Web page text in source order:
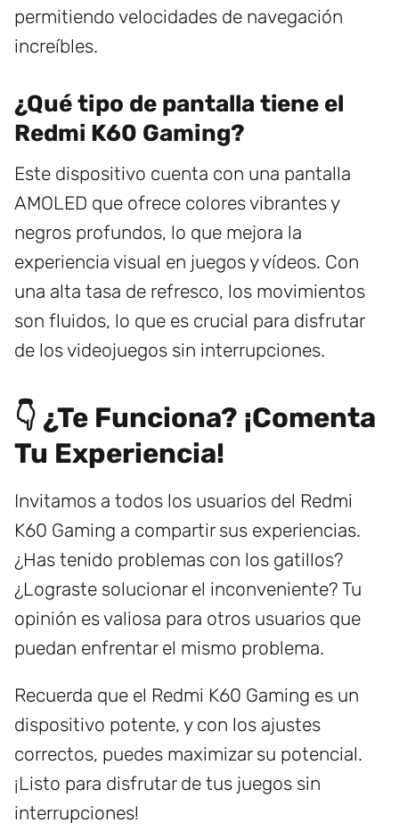
permitiendo velocidades de navegación
increíbles.
¿Qué tipo de pantalla tiene el
Redmi K60 Gaming?
Este dispositivo cuenta con una pantalla
AMOLED que ofrece colores vibrantes y
negros profundos, lo que mejora la
experiencia visual en juegos y vídeos. Con
una alta tasa de refresco, los movimientos
son fluidos, lo que es crucial para disfrutar
de los videojuegos sin interrupciones.
👇 ¿Te Funciona? ¡Comenta
Tu Experiencia!
Invitamos a todos los usuarios del Redmi
K60 Gaming a compartir sus experiencias.
¿Has tenido problemas con los gatillos?
¿Lograste solucionar el inconveniente? Tu
opinión es valiosa para otros usuarios que
puedan enfrentar el mismo problema.
Recuerda que el Redmi K60 Gaming es un
dispositivo potente, y con los ajustes
correctos, puedes maximizar su potencial.
¡Listo para disfrutar de tus juegos sin
interrupciones!